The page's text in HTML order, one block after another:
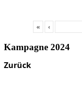
« ‹
Kampagne 2024
Zurück